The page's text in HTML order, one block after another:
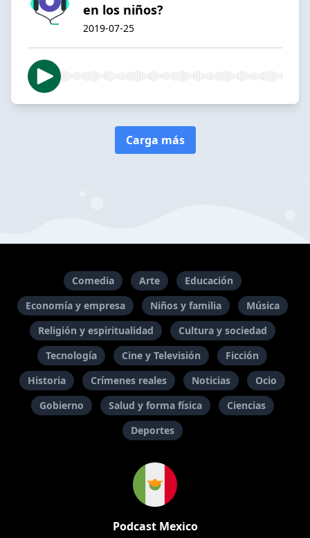
en los niños?
2019-07-25
Carga más
Comedia Arte
Educación
Economía y empresa
Niños y familia
Música
Religión y espiritualidad
Cultura y sociedad
Tecnología
Cine y Televisión
Ficción
Historia
Crímenes reales Noticias
Ocio
Gobierno
Salud y forma física
Ciencias
Deportes
Podcast Mexico